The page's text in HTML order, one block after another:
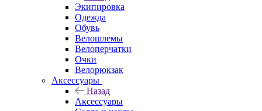
Экипировка
Одежда
Обувь
Велошлемы
Велоперчатки
Очки
Велорюкзак
Аксессуары
Назад
Аксессуары